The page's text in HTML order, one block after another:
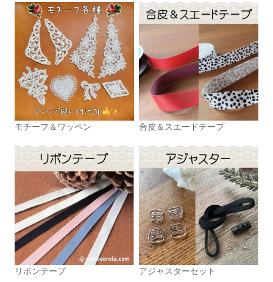
モチーフ＆ワッペン 合皮＆スエードテープ
リボンテープ アジャスターセット